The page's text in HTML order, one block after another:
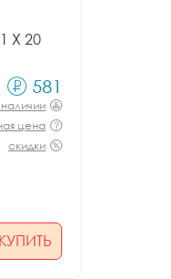
X 20
581
цена
скидки
КУПИТЬ